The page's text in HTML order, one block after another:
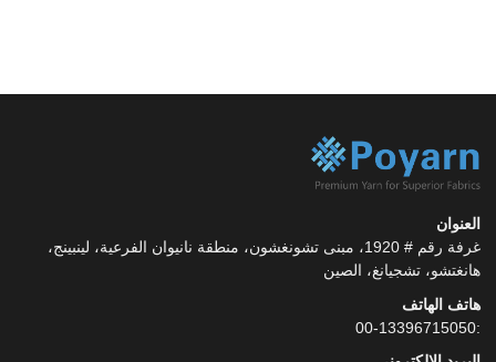
العنوان
غرفة رقم # 1920، مبنى تشونغشون، منطقة نانيوان الفرعية، لينبينج،
هانغتشو، تشجيانغ، الصين
هاتف الهاتف
:00-13396715050